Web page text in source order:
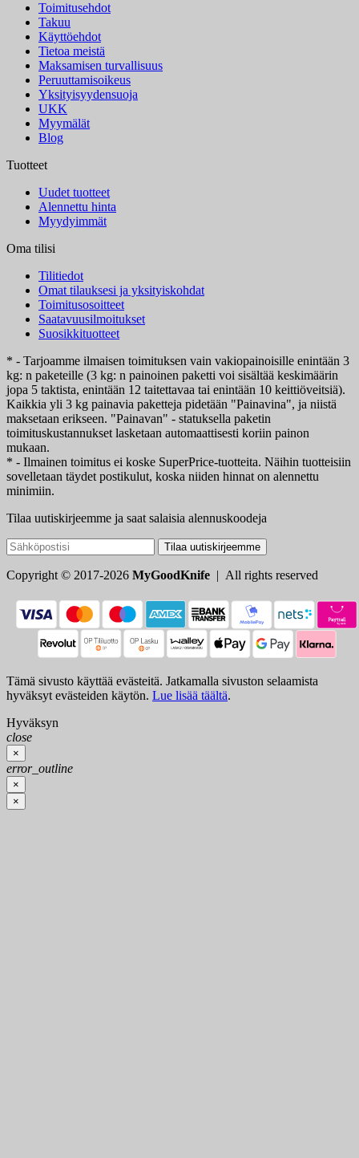
Toimitusehdot
Takuu
Käyttöehdot
Tietoa meistä
Maksamisen turvallisuus
Peruuttamisoikeus
Yksityisyydensuoja
UKK
Myymälät
Blog
Tuotteet
Uudet tuotteet
Alennettu hinta
Myydyimmät
Oma tilisi
Tilitiedot
Omat tilauksesi ja yksityiskohdat
Toimitusosoitteet
Saatavuusilmoitukset
Suosikkituotteet
* - Tarjoamme ilmaisen toimituksen vain vakiopainoisille enintään 3
kg: n paketeille (3 kg: n painoinen paketti voi sisältää keskimäärin
jopa 5 taktista, enintään 12 taitettavaa tai enintään 10 keittiöveitsiä).
Kaikkia yli 3 kg painavia paketteja pidetään "Painavina", ja niistä
maksetaan erikseen. "Painavan" - statuksella paketin
toimituskustannukset lasketaan automaattisesti koriin painon
mukaan.
* - Ilmainen toimitus ei koske SuperPrice-tuotteita. Näihin tuotteisiin
sovelletaan täydet postikulut, koska niiden hinnat on alennettu
minimiin.
Tilaa uutiskirjeemme ja saat salaisia alennuskoodeja
Tilaa uutiskirjeemme
Copyright © 2017-2026 MyGoodKnife | All rights reserved
Tämä sivusto käyttää evästeitä. Jatkamalla sivuston selaamista
hyväksyt evästeiden käytön. Lue lisää täältä.
Hyväksyn
close
×
error_outline
×
×